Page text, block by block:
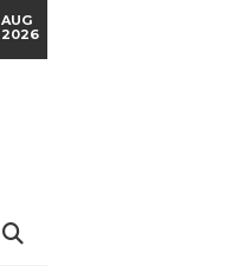
AUG
2026